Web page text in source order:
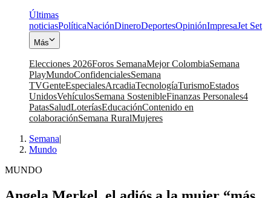
Últimas
noticiasPolíticaNaciónDineroDeportesOpiniónImpresaJet Set
Más
Elecciones 2026Foros SemanaMejor ColombiaSemana
PlayMundoConfidencialesSemana
TVGenteEspecialesArcadiaTecnologíaTurismoEstados
UnidosVehículosSemana SostenibleFinanzas Personales4
PatasSaludLoteríasEducaciónContenido en
colaboraciónSemana RuralMujeres
Semana|
Mundo
MUNDO